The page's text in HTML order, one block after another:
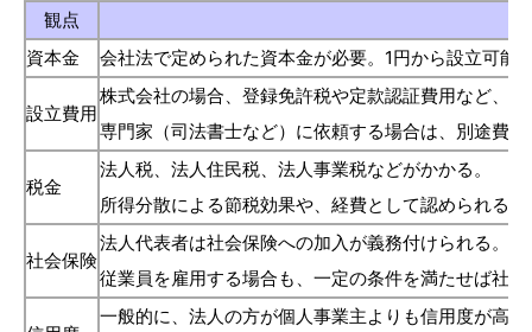
観点
資本金
会社法で定められた資本金が必要。1円から設立可
設立費用
株式会社の場合、登録免許税や定款認証費用など、
専門家（司法書士など）に依頼する場合は、別途費
税金
法人税、法人住民税、法人事業税などがかかる。
所得分散による節税効果や、経費として認められる
社会保険
法人代表者は社会保険への加入が義務付けられる。
従業員を雇用する場合も、一定の条件を満たせば社
一般的に、法人の方が個人事業主よりも信用度が高